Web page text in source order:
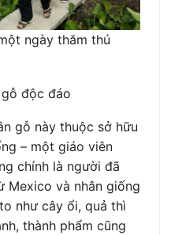
ngày thăm thú
độc đáo
gỗ này thuộc sở hữu
– một giáo viên
chính là người đã
Mexico và nhân giống
như cây ổi, quả thì
thành phẩm cũng